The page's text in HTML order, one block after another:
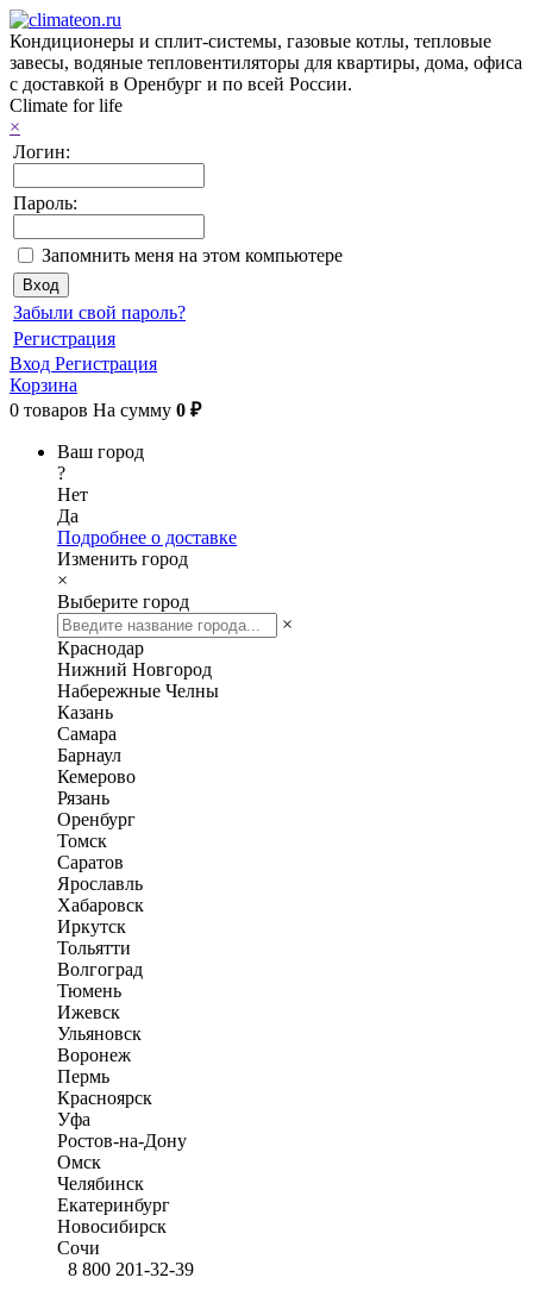
Кондиционеры и сплит-системы, газовые котлы, тепловые
завесы, водяные тепловентиляторы для квартиры, дома, офиса
с доставкой в Оренбург и по всей России.
Climate for life
×
Логин:
Пароль:
Запомнить меня на этом компьютере
Забыли свой пароль?
Регистрация
Вход Регистрация
Корзина
0 товаров На сумму 0 ₽
Ваш город
?
Нет
Да
Подробнее о доставке
Изменить город
×
Выберите город
×
Краснодар
Нижний Новгород
Набережные Челны
Казань
Самара
Барнаул
Кемерово
Рязань
Оренбург
Томск
Саратов
Ярославль
Хабаровск
Иркутск
Тольятти
Волгоград
Тюмень
Ижевск
Ульяновск
Воронеж
Пермь
Красноярск
Уфа
Ростов-на-Дону
Омск
Челябинск
Екатеринбург
Новосибирск
Сочи
8 800 201-32-39